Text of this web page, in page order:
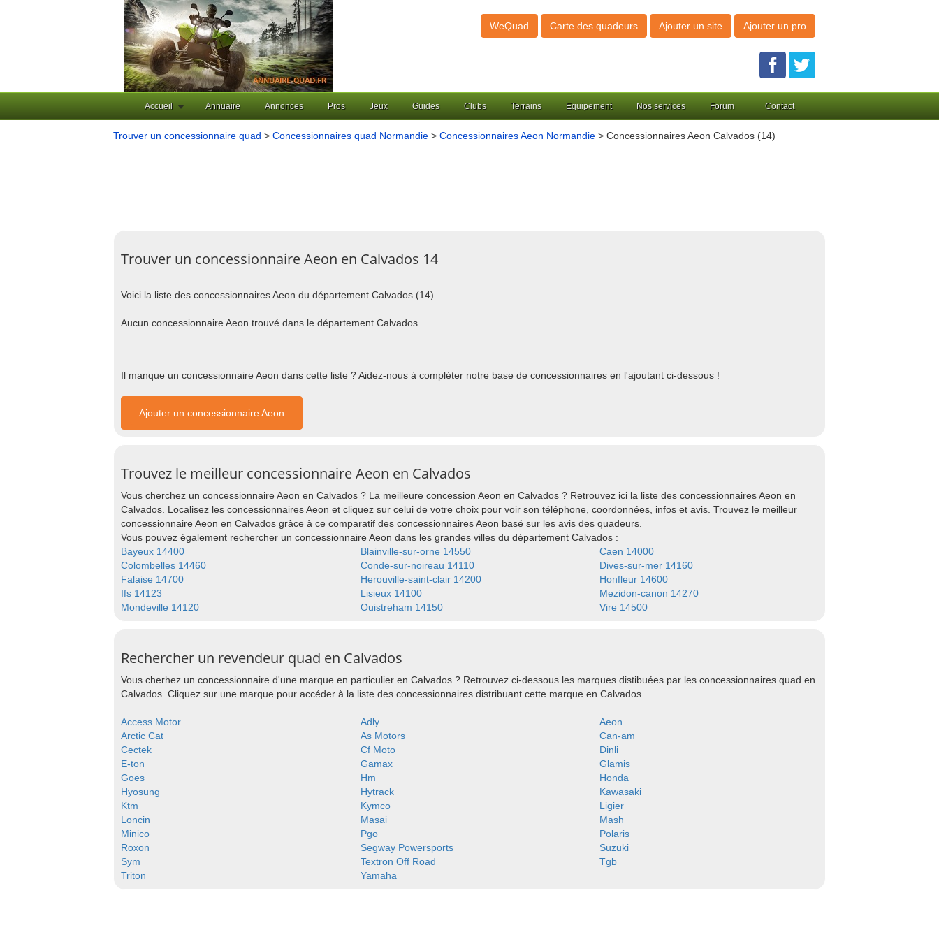
WeQuad Carte des quadeurs Ajouter un site Ajouter un pro
Accueil Annuaire Annonces Pros Jeux Guides Clubs Terrains Equipement Nos services Forum Contact
Trouver un concessionnaire quad > Concessionnaires quad Normandie > Concessionnaires Aeon Normandie > Concessionnaires Aeon Calvados (14)
Trouver un concessionnaire Aeon en Calvados 14
Voici la liste des concessionnaires Aeon du département Calvados (14).
Aucun concessionnaire Aeon trouvé dans le département Calvados.
Il manque un concessionnaire Aeon dans cette liste ? Aidez-nous à compléter notre base de concessionnaires en l'ajoutant ci-dessous !
Ajouter un concessionnaire Aeon
Trouvez le meilleur concessionnaire Aeon en Calvados
Vous cherchez un concessionnaire Aeon en Calvados ? La meilleure concession Aeon en Calvados ? Retrouvez ici la liste des concessionnaires Aeon en
Calvados. Localisez les concessionnaires Aeon et cliquez sur celui de votre choix pour voir son téléphone, coordonnées, infos et avis. Trouvez le meilleur
concessionnaire Aeon en Calvados grâce à ce comparatif des concessionnaires Aeon basé sur les avis des quadeurs.
Vous pouvez également rechercher un concessionnaire Aeon dans les grandes villes du département Calvados :
Bayeux 14400
Blainville-sur-orne 14550
Caen 14000
Colombelles 14460
Conde-sur-noireau 14110
Dives-sur-mer 14160
Falaise 14700
Herouville-saint-clair 14200
Honfleur 14600
Ifs 14123
Lisieux 14100
Mezidon-canon 14270
Mondeville 14120
Ouistreham 14150 Vire 14500
Rechercher un revendeur quad en Calvados
Vous cherhez un concessionnaire d'une marque en particulier en Calvados ? Retrouvez ci-dessous les marques distibuées par les concessionnaires quad en
Calvados. Cliquez sur une marque pour accéder à la liste des concessionnaires distribuant cette marque en Calvados.
Access Motor Adly
Aeon
Arctic Cat
As Motors
Can-am
Cectek
Cf Moto
Dinli
E-ton
Gamax
Glamis
Goes
Hm
Honda
Hyosung
Hytrack
Kawasaki
Ktm
Kymco
Ligier
Loncin
Masai
Mash
Minico
Pgo
Polaris
Roxon
Segway Powersports
Suzuki
Sym
Textron Off Road
Tgb
Triton
Yamaha